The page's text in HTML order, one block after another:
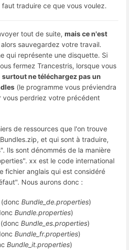
traduire ce que vous voulez.
tout de suite, mais ce n'est
alors sauvegardez votre travail.
qui représente une disquette. Si
fermez Trancestris, lorsque vous
surtout ne téléchargez pas un
(le programme vous préviendra
vous perdriez votre précédent
de ressources que l'on trouve
et qui sont à traduire,
Ils sont dénommés de la manière
xx est le code international
fichier anglais qui est considéré
Nous aurons donc :
Bundle_de.properties)
Bundle.properties)
Bundle_es.properties)
Bundle_fr.properties)
Bundle_it.properties)